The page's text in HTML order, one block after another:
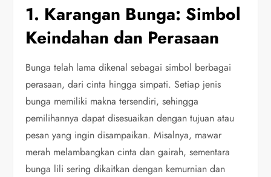
1. Karangan Bunga: Simbol
Keindahan dan Perasaan
Bunga telah lama dikenal sebagai simbol berbagai
perasaan, dari cinta hingga simpati. Setiap jenis
bunga memiliki makna tersendiri, sehingga
pemilihannya dapat disesuaikan dengan tujuan atau
pesan yang ingin disampaikan. Misalnya, mawar
merah melambangkan cinta dan gairah, sementara
bunga lili sering dikaitkan dengan kemurnian dan